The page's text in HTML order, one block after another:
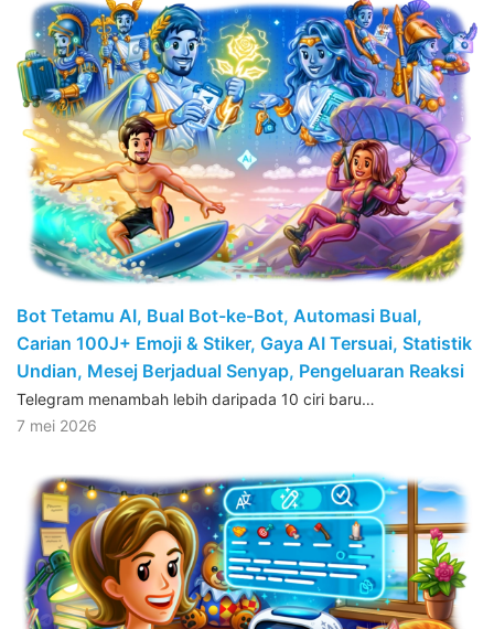
Bot Tetamu AI, Bual Bot-ke-Bot, Automasi Bual,
Carian 100J+ Emoji & Stiker, Gaya AI Tersuai, Statistik
Undian, Mesej Berjadual Senyap, Pengeluaran Reaksi
Telegram menambah lebih daripada 10 ciri baru…
7 mei 2026